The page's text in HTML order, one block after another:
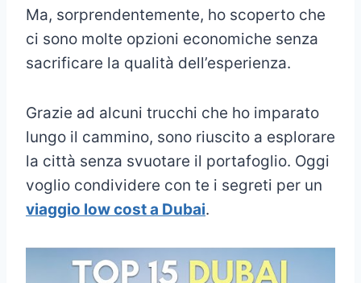
Ma, sorprendentemente, ho scoperto che
ci sono molte opzioni economiche senza
sacrificare la qualità dell’esperienza.
Grazie ad alcuni trucchi che ho imparato
lungo il cammino, sono riuscito a esplorare
la città senza svuotare il portafoglio. Oggi
voglio condividere con te i segreti per un
viaggio low cost a Dubai.